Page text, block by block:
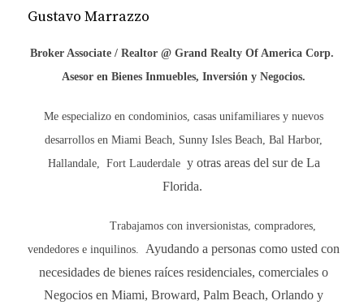
construcción a través del aumento en los precios de
los materiales y la mano de obra. Cuando la
construcción también lo hacen, lo que puede llevar
a retrasos en proyectos y ajustes en los
presupuestos.
Los materiales como el acero, la madera y el
cemento son esenciales para cualquier proyecto.
Con el aumento de la demanda y la escasez
provocada por problemas logísticos y económicos,
Gustavo Marrazzo
Broker Associate / Realtor @ Grand Realty Of America Corp.
Asesor en Bienes Inmuebles, Inversión y Negocios.
Me especializo en condominios, casas unifamiliares y nuevos
desarrollos en Miami Beach, Sunny Isles Beach, Bal Harbor,
Hallandale, Fort Lauderdale y otras areas del sur de La
Florida.
Trabajamos con inversionistas, compradores,
vendedores e inquilinos. Ayudando a personas como usted con
necesidades de bienes raíces residenciales, comerciales o
Negocios en Miami, Broward, Palm Beach, Orlando y